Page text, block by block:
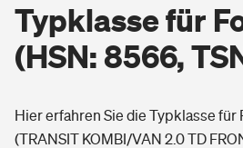
Berufsunfähigkeitsversicherung
Erwerbsunfähigkeitsversicherung
Grundfähigkeitsversicherung
Wohnen
Freizeit
Typklasse für
(HSN: 8566,
Hier erfahren Sie die Typklasse für
(TRANSIT KOMBI/VAN 2.0 TD